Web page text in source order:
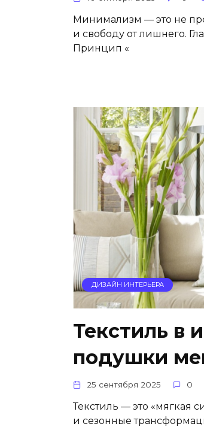
Минимализм — это не
и свободу от лишнего.
Принцип «
ДИЗАЙН ИНТЕРЬЕРА
Текстиль в
подушки
25 сентября 2025 0
Текстиль — это «мягкая
и сезонные